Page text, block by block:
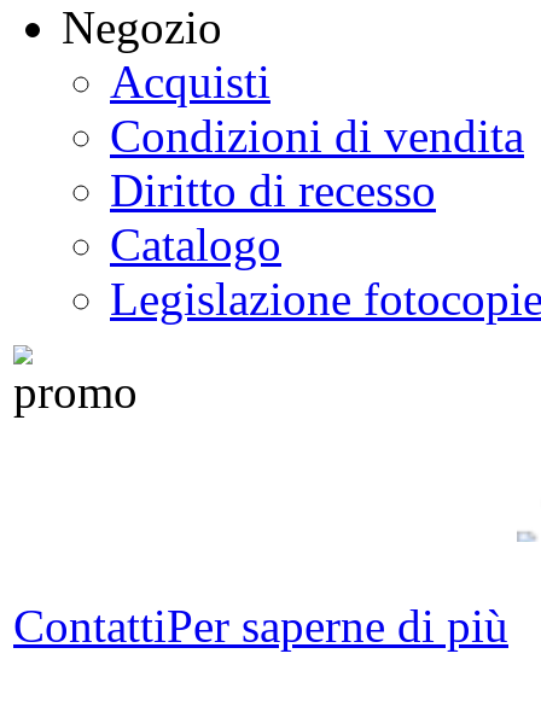
Negozio
Acquisti
Condizioni di vendita
Diritto di recesso
Catalogo
Legislazione
ContattiPer saperne di più